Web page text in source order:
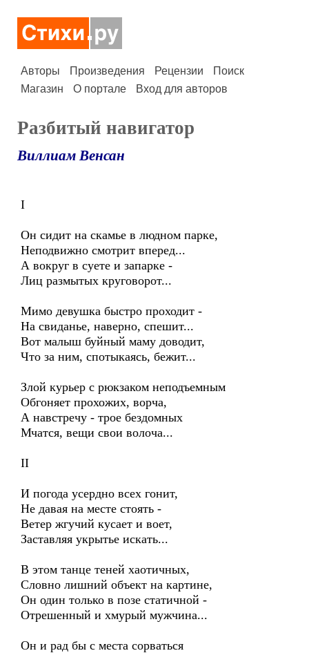
Авторы Произведения Рецензии
Поиск
Магазин
О портале Вход для авторов
Разбитый навигатор
Виллиам Венсан
I
Он сидит на скамье в людном парке,
Неподвижно смотрит вперед...
А вокруг в суете и запарке -
Лиц размытых круговорот...
Мимо девушка быстро проходит -
На свиданье, наверно, спешит...
Вот малыш буйный маму доводит,
Что за ним, спотыкаясь, бежит...
Злой курьер с рюкзаком неподъемным
Обгоняет прохожих, ворча,
А навстречу - трое бездомных
Мчатся, вещи свои волоча...
II
И погода усердно всех гонит,
Не давая на месте стоять -
Ветер жгучий кусает и воет,
Заставляя укрытье искать...
В этом танце теней хаотичных,
Словно лишний объект на картине,
Он один только в позе статичной -
Отрешенный и хмурый мужчина...
Он и рад бы с места сорваться